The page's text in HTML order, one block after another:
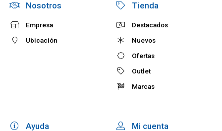
Nosotros
Empresa
Ubicación
Tienda
Destacados
Nuevos
Ofertas
Outlet
Marcas
Ayuda Mi cuenta